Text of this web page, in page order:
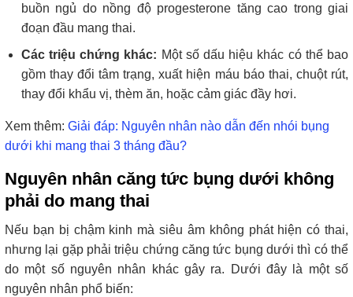
buồn ngủ do nồng độ progesterone tăng cao trong giai
đoạn đầu mang thai.
Các triệu chứng khác: Một số dấu hiệu khác có thể bao
gồm thay đổi tâm trạng, xuất hiện máu báo thai, chuột rút,
thay đổi khẩu vị, thèm ăn, hoặc cảm giác đầy hơi.
Xem thêm: Giải đáp: Nguyên nhân nào dẫn đến nhói bụng
dưới khi mang thai 3 tháng đầu?
Nguyên nhân căng tức bụng dưới không
phải do mang thai
Nếu bạn bị chậm kinh mà siêu âm không phát hiện có thai,
nhưng lại gặp phải triệu chứng căng tức bụng dưới thì có thể
do một số nguyên nhân khác gây ra. Dưới đây là một số
nguyên nhân phổ biến: